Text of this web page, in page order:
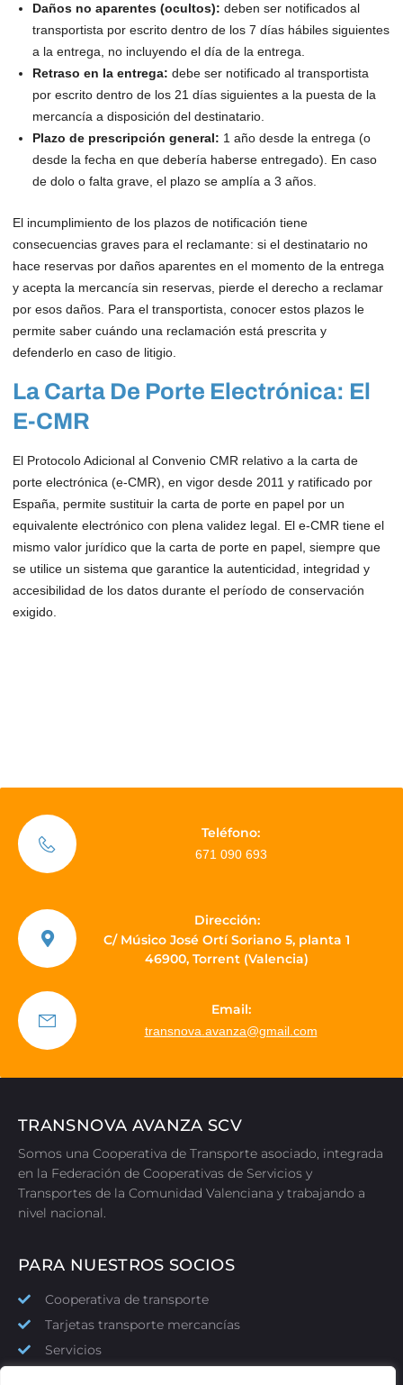
Daños no aparentes (ocultos): deben ser notificados al
transportista por escrito dentro de los 7 días hábiles siguientes
a la entrega, no incluyendo el día de la entrega.
Retraso en la entrega: debe ser notificado al transportista
por escrito dentro de los 21 días siguientes a la puesta de la
mercancía a disposición del destinatario.
Plazo de prescripción general: 1 año desde la entrega (o
desde la fecha en que debería haberse entregado). En caso
de dolo o falta grave, el plazo se amplía a 3 años.
El incumplimiento de los plazos de notificación tiene
consecuencias graves para el reclamante: si el destinatario no
hace reservas por daños aparentes en el momento de la entrega
y acepta la mercancía sin reservas, pierde el derecho a reclamar
por esos daños. Para el transportista, conocer estos plazos le
permite saber cuándo una reclamación está prescrita y
defenderlo en caso de litigio.
La Carta De Porte Electrónica: El
E-CMR
El Protocolo Adicional al Convenio CMR relativo a la carta de
porte electrónica (e-CMR), en vigor desde 2011 y ratificado por
España, permite sustituir la carta de porte en papel por un
equivalente electrónico con plena validez legal. El e-CMR tiene el
mismo valor jurídico que la carta de porte en papel, siempre que
se utilice un sistema que garantice la autenticidad, integridad y
accesibilidad de los datos durante el período de conservación
exigido.
Teléfono:
671 090 693
Dirección:
C/ Músico José Ortí Soriano 5, planta 1
46900, Torrent (Valencia)
Email:
transnova.avanza@gmail.com
TRANSNOVA AVANZA SCV
Somos una Cooperativa de Transporte asociado, integrada
en la Federación de Cooperativas de Servicios y
Transportes de la Comunidad Valenciana y trabajando a
nivel nacional.
PARA NUESTROS SOCIOS
Cooperativa de transporte
Tarjetas transporte mercancías
Servicios